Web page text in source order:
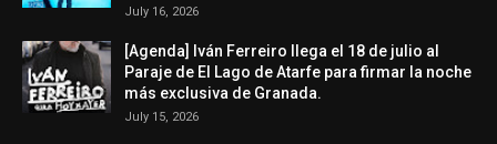
July 16, 2026
[Agenda] Iván Ferreiro llega el 18 de julio al
Paraje de El Lago de Atarfe para firmar la noche
más exclusiva de Granada.
July 15, 2026